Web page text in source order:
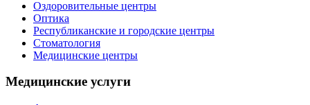
Оздоровительные центры
Оптика
Республиканские и городские центры
Стоматология
Медицинские центры
Медицинские услуги